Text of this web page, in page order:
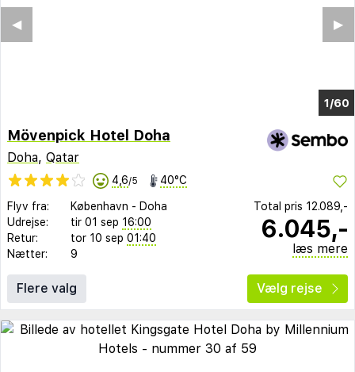
1/56
▶︎
◀︎
Mövenpick Hotel Doha
Doha, Qatar
4,6/5 40°C
Flyv fra: København - Doha
Udrejse:
tir 01 sep 16:00
Retur:
tor 10 sep 01:40
Nætter:
9
Total pris 12.089,-
6.045,-
læs mere
Flere valg Vælg rejse